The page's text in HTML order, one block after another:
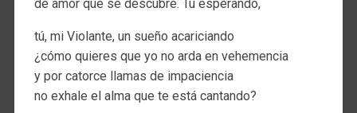
de amor que se descubre. Tú esperando,
tú, mi Violante, un sueño acariciando
¿cómo quieres que yo no arda en vehemencia
y por catorce llamas de impaciencia
no exhale el alma que te está cantando?